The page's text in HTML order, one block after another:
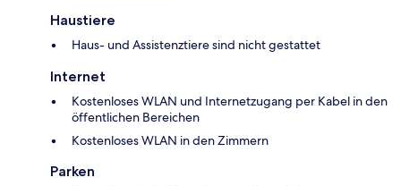
Haustiere
Haus- und Assistenztiere sind nicht gestattet
Internet
Kostenloses WLAN und Internetzugang per Kabel in den
öffentlichen Bereichen
Kostenloses WLAN in den Zimmern
Parken